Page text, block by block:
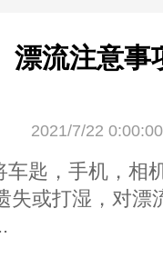
漂流注意事
2021/7/22 0:00:00
匙，手机，相
失或打湿，对漂